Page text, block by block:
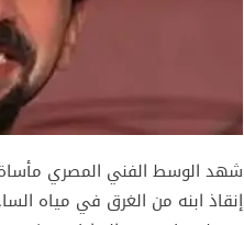
شهد الوسط الفني المصري مأساة
إنقاذ ابنه من الغرق في مياه